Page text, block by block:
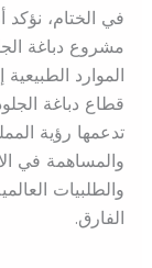
في الختام،
مشروع دباغة
الموارد
قطاع دباغة
تدعمها رؤية
والمساهمة في
والطلبيات
الفارق.